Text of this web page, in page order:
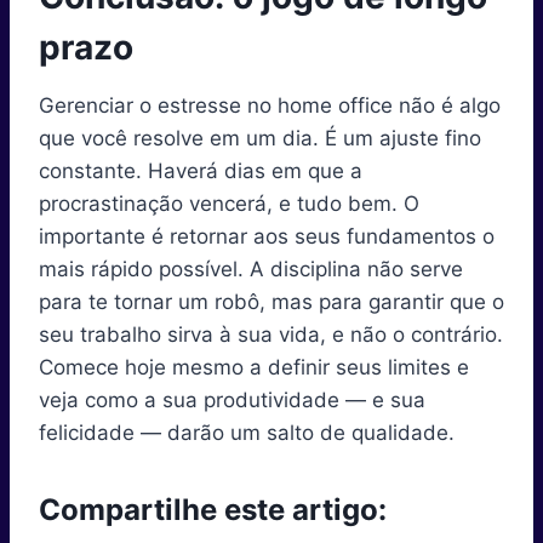
prazo
Gerenciar o estresse no home office não é algo
que você resolve em um dia. É um ajuste fino
constante. Haverá dias em que a
procrastinação vencerá, e tudo bem. O
importante é retornar aos seus fundamentos o
mais rápido possível. A disciplina não serve
para te tornar um robô, mas para garantir que o
seu trabalho sirva à sua vida, e não o contrário.
Comece hoje mesmo a definir seus limites e
veja como a sua produtividade — e sua
felicidade — darão um salto de qualidade.
Compartilhe este artigo: